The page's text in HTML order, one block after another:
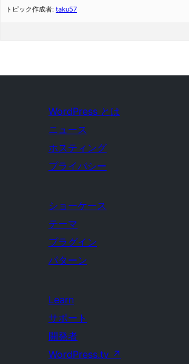
トピック作成者: taku57
WordPress とは
ニュース
ホスティング
プライバシー
ショーケース
テーマ
プラグイン
パターン
Learn
サポート
開発者
WordPress.tv ↗